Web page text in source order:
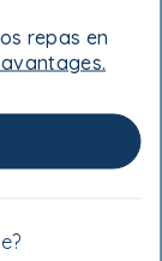
repas en